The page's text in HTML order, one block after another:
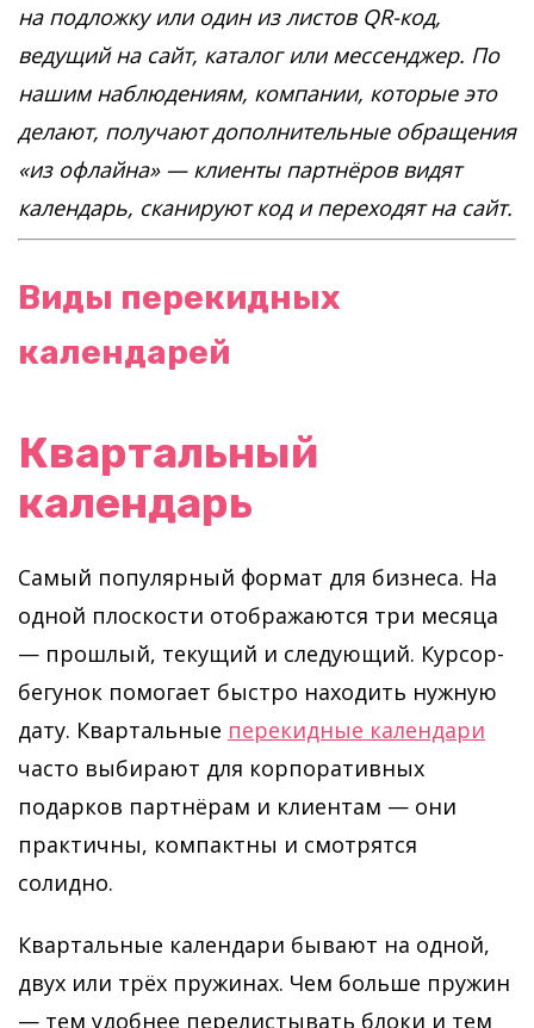
на подложку или один из листов QR-код,
ведущий на сайт, каталог или мессенджер. По
нашим наблюдениям, компании, которые это
делают, получают дополнительные обращения
«из офлайна» — клиенты партнёров видят
календарь, сканируют код и переходят на сайт.
Виды перекидных
календарей
Квартальный
календарь
Самый популярный формат для бизнеса. На
одной плоскости отображаются три месяца
— прошлый, текущий и следующий. Курсор-
бегунок помогает быстро находить нужную
дату. Квартальные перекидные календари
часто выбирают для корпоративных
подарков партнёрам и клиентам — они
практичны, компактны и смотрятся
солидно.
Квартальные календари бывают на одной,
двух или трёх пружинах. Чем больше пружин
— тем удобнее перелистывать блоки и тем